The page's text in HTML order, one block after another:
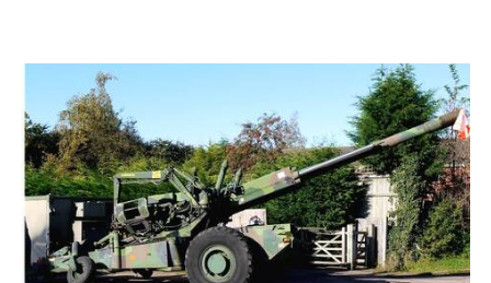
OPINION
PHOTOS
LIFESTYLE